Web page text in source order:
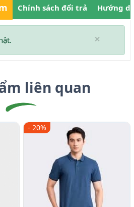
Chính sách đổi trả Hướng
×
liên quan
- 20%